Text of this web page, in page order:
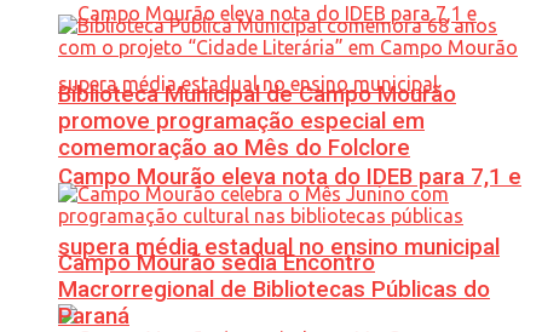
Campo Mourão eleva nota do IDEB para 7,1 e
supera média estadual no ensino municipal
Biblioteca Municipal de Campo Mourão
promove programação especial em
comemoração ao Mês do Folclore
Campo Mourão sedia Encontro
Macrorregional de Bibliotecas Públicas do
Paraná